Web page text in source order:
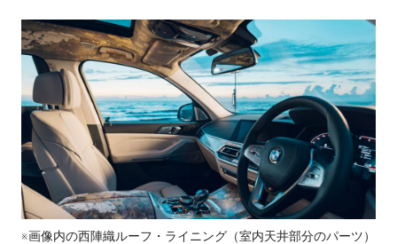
※画像内の西陣織ルーフ・ライニング（室内天井部分のパーツ）